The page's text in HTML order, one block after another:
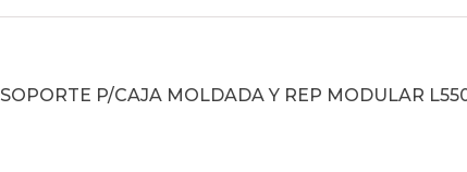
SOPORTE P/CAJA MOLDADA Y REP MODULAR